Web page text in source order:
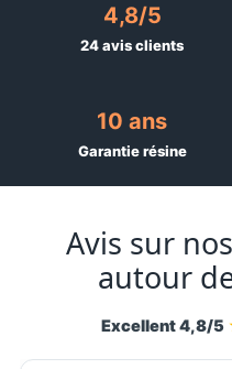
4,8/5
24 avis clients
10 ans
Garantie résine
Avis sur
autour
Excellent 4,8/5